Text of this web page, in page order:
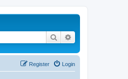
Search
Login
Register